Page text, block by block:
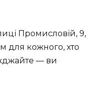
Промисловій, 9,
для кожного, хто
— ви